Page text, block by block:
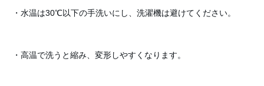
・水温は30℃以下の手洗いにし、洗濯機は避けてください。
・高温で洗うと縮み、変形しやすくなります。